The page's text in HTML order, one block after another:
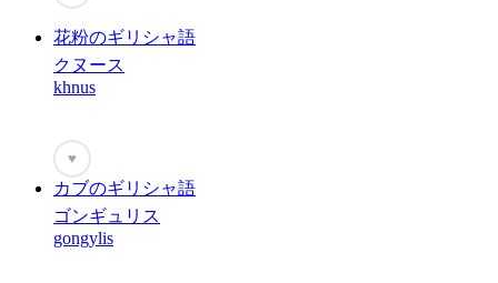
花粉のギリシャ語
クヌース
khnus
♥
カブのギリシャ語
ゴンギュリス
gongylis